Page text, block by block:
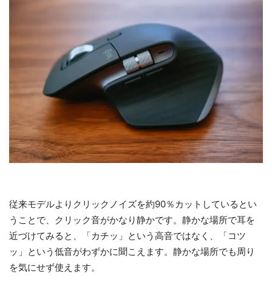
従来モデルよりクリックノイズを約90％カットしているとい
うことで、クリック音がかなり静かです。静かな場所で耳を
近づけてみると、「カチッ」という高音ではなく、「コツ
ッ」という低音がわずかに聞こえます。静かな場所でも周り
を気にせず使えます。